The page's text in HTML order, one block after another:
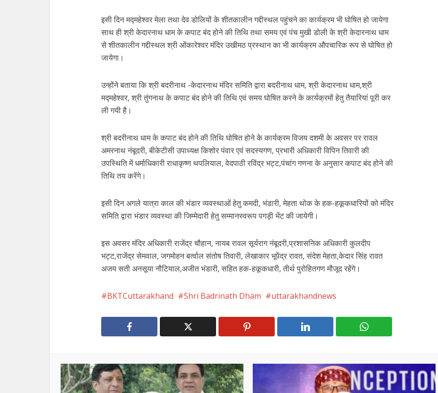
इसी दिन मद्महेश्वर मेला तथा देव डोलियों के शीतकालीन गद्दीस्थल पहुंचने का कार्यक्रम भी घोषित हो जायेगा
साथ ही श्री केदारनाथ धाम के कपाट बंद होने की तिथि तथा समय एवं पंच मुखी डोली के श्री केदारनाथ धाम
से शीतकालीन गद्दीस्थल श्री ओंकारेश्वर मंदिर उखीमठ प्रस्थान का भी कार्यक्रम औपचारिक रूप से घोषित हो
जायेगा।
उन्होंने बताया कि श्री बदरीनाथ -केदारनाथ मंदिर समिति द्वारा बदरीनाथ धाम, श्री केदारनाथ धाम,श्री
मद्महेश्वर, श्री तुंगनाथ के कपाट बंद होने की तिथि एवं समय घोषित करने के कार्यक्रमों हेतु तैयारियां पूरी कर
ली गयी है।
श्री बदरीनाथ धाम के कपाट बंद होने की तिथि घोषित होने के कार्यक्रम विजय दशमी के अवसर पर रावल
अमरनाथ नंबूदरी, बीकेटीसी उपाध्यक्ष किशोर पंवार एवं सदस्यगण, प्रभारी अधिकारी विपिन तिवारी की
उपस्थिति में धर्माधिकारी राधाकृष्ण थपलियाल, वेदपाठी रविंद्र भट्ट,पंचांग गणना के अनुसार कपाट बंद होने की
तिथि तय करेंगे।
इसी दिन अगले यात्रा काल की भंडार व्यवस्थाओं हेतु कमदी, भंडारी, मेहता थोक के हक-हकूकधारियों को मंदिर
समिति द्वारा भंडार व्यवस्था की जिम्मेदारी हेतु सम्मानस्वरूप पगड़ी भेंट की जायेगी।
इस अवसर मंदिर अधिकारी राजेंद्र चौहान, नायब रावल सूर्यराग नंबूदरी,प्रशासनिक अधिकारी कुलदीप
भट्ट,राजेंद्र सेमवाल, जगमोहन बर्त्वाल संतोष तिवारी, लेखाकार भूपेंद्र रावत, संदेश मेहता,केदार सिंह रावत
अजय सती अनसूया नौटियाल,अजीत भंडारी, सहित हक-हकूकधारी, तीर्थ पुरोहितगण मौजूद रहेंगे।
BKTCuttarakhand Shri Badrinath Dham uttarakhandnews